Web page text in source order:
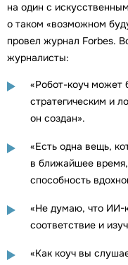
на один с
о таком «возможном
провел журнал Forbes.
журналисты:
«Робот-коуч может
стратегическим и
он создан».
«Есть одна вещь,
в ближайшее
способность
«Не думаю, что ИИ-
соответствие и
«Как коуч вы